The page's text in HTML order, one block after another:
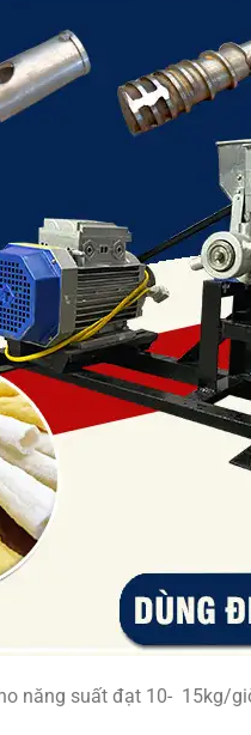
năng suất đạt 10- 15kg/